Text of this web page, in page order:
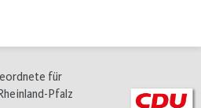
für
Pfalz